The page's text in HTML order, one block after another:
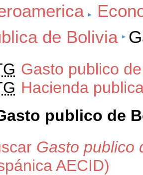
de Bolivia
Gasto publico
Hacienda
publico de
Gasto publico
AECID)